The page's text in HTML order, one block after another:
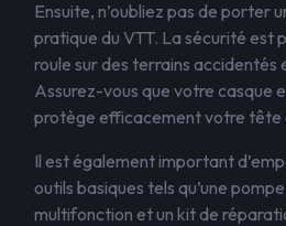
Ensuite, n’oubliez pas de porter
pratique du VTT. La sécurité est
roule sur des terrains accidentés
Assurez-vous que votre casque
protège efficacement votre tête
Il est également important
outils basiques tels qu’une
multifonction et un kit de